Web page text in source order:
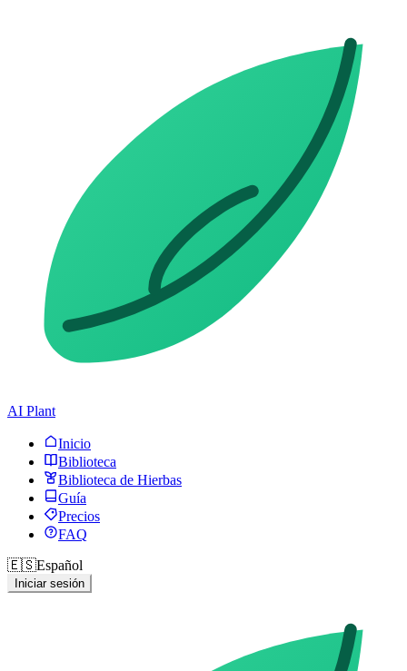
AI Plant
Inicio
Biblioteca
Biblioteca de Hierbas
Guía
Precios
FAQ
🇪🇸Español
Iniciar sesión